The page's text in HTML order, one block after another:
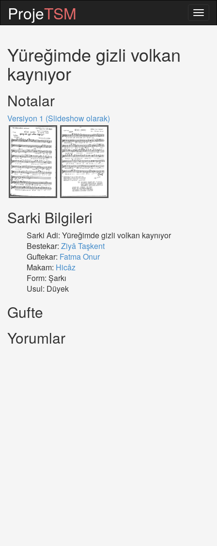
ProjeTSM
Yüreğimde gizli volkan
kaynıyor
Notalar
Versiyon 1 (Slideshow olarak)
Sarki Bilgileri
Sarki Adi: Yüreğimde gizli volkan kaynıyor
Bestekar: Ziyâ Taşkent
Guftekar: Fatma Onur
Makam: Hicâz
Form: Şarkı
Usul: Düyek
Gufte
Yorumlar